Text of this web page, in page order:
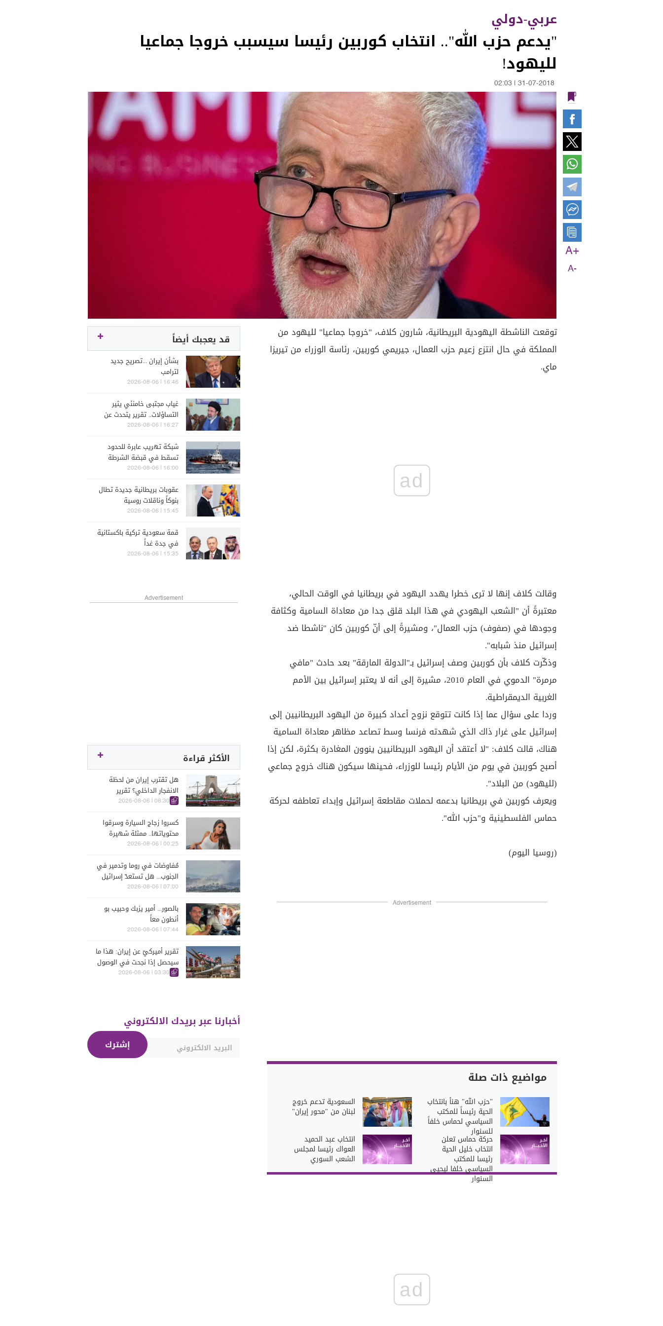
عربي-دولي
"يدعم حزب الله".. انتخاب كوربين رئيسا سيسبب خروجا جماعيا
لليهود!
31-07-2018
02:03
A+
A-
توقعت الناشطة اليهودية البريطانية، شارون كلاف، "خروجا جماعيا" لليهود من
المملكة في حال انتزع زعيم حزب العمال، جيريمي كوربين، رئاسة الوزراء من تيريزا
ماي.
ad
وقالت كلاف إنها لا ترى خطرا يهدد اليهود في بريطانيا في الوقت الحالي،
معتبرةً أن "الشعب اليهودي في هذا البلد قلق جدا من معاداة السامية وكثافة
وجودها في (صفوف) حزب العمال"، ومشيرةً إلى أنّ كوربين كان "ناشطا ضد
إسرائيل منذ شبابه".
وذكّرت كلاف بأن كوربين وصف إسرائيل بـ"الدولة المارقة" بعد حادث "مافي
مرمرة" الدموي في العام 2010، مشيرة إلى أنه لا يعتبر إسرائيل بين الأمم
الغربية الديمقراطية.
وردا على سؤال عما إذا كانت تتوقع نزوح أعداد كبيرة من اليهود البريطانيين إلى
إسرائيل على غرار ذاك الذي شهدته فرنسا وسط تصاعد مظاهر معاداة السامية
هناك، قالت كلاف: "لا أعتقد أن اليهود البريطانيين ينوون المغادرة بكثرة، لكن إذا
أصبح كوربين في يوم من الأيام رئيسا للوزراء، فحينها سيكون هناك خروج جماعي
(لليهود) من البلاد".
ويعرف كوربين في بريطانيا بدعمه لحملات مقاطعة إسرائيل وإبداء تعاطفه لحركة
حماس الفلسطينية و"حزب الله".
(روسيا اليوم)
Advertisement
مواضيع ذات صلة
"حزب الله" هنأ بانتخاب
الحية رئيساً للمكتب
السياسي لحماس خلفاً
للسنوار
السعودية تدعم خروج
لبنان من "محور إيران"
حركة حماس تعلن
انتخاب خليل الحية
رئيسا للمكتب
السياسي خلفا ليحيى
السنوار
انتخاب عبد الحميد
العواك رئيسا لمجلس
الشعب السوري
ad
قد يعجبك أيضاً
بشأن إيران ...تصريح جديد
لترامب
16:46 | 2026-08-06
غياب مجتبى خامنئي يثير
التساؤلات.. تقرير يتحدث عن
تدهور صحته
16:27 | 2026-08-06
شبكة تهريب عابرة للحدود
تسقط في قبضة الشرطة
الإيطالية
16:00 | 2026-08-06
عقوبات بريطانية جديدة تطال
بنوكاً وناقلات روسية
15:45 | 2026-08-06
قمة سعودية تركية باكستانية
في جدة غداً
15:35 | 2026-08-06
Advertisement
الأكثر قراءة
هل تقترب إيران من لحظة
الانفجار الداخلي؟ تقرير
اسرائيلي يكشف الكواليس
08:30 | 2026-08-06
كسروا زجاج السيارة وسرقوا
محتوياتها.. ممثلة شهيرة
تتعرّض للسرقة في الرملة
00:25 | 2026-08-06
مُفاوضات في روما وتدمير في
الجنوب... هل تستعدّ إسرائيل
للحرب؟
07:00 | 2026-08-06
بالصور... أمير يزبك وحبيب بو
أنطون معاً
07:44 | 2026-08-06
تقرير أميركيّ عن إيران: هذا ما
سيحصل إذا نجحت في الوصول
إلى هذه الدولة الآسيويّة
03:30 | 2026-08-06
أخبارنا عبر بريدك الالكتروني
إشترك